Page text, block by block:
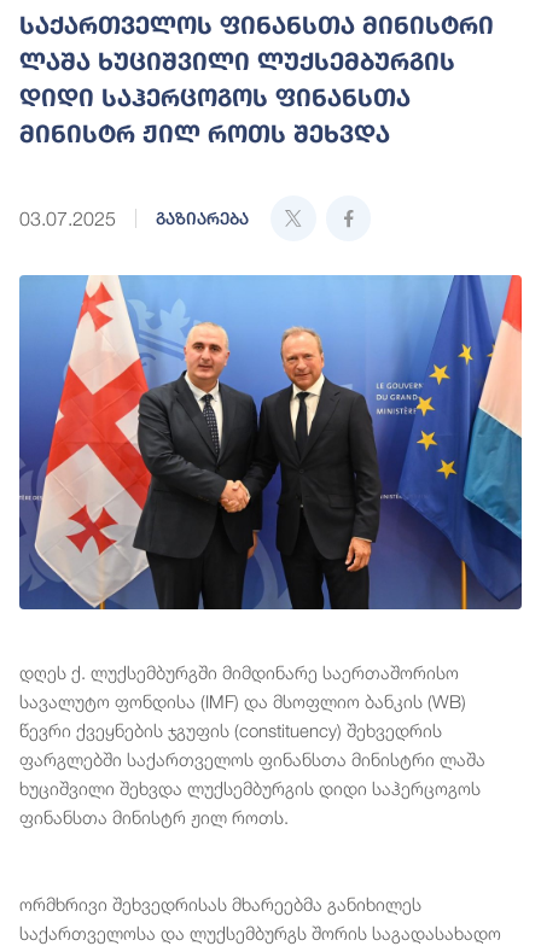
საქართველოს ფინანსთა მინისტრი
ლაშა ხუციშვილი ლუქსემბურგის
დიდი საჰერცოგოს ფინანსთა
მინისტრ ჟილ როთს შეხვდა
03.07.2025 გაზიარება
დღეს ქ. ლუქსემბურგში მიმდინარე საერთაშორისო
სავალუტო ფონდისა (IMF) და მსოფლიო ბანკის (WB)
წევრი ქვეყნების ჯგუფის (constituency) შეხვედრის
ფარგლებში საქართველოს ფინანსთა მინისტრი ლაშა
ხუციშვილი შეხვდა ლუქსემბურგის დიდი საჰერცოგოს
ფინანსთა მინისტრ ჟილ როთს.
ორმხრივი შეხვედრისას მხარეებმა განიხილეს
საქართველოსა და ლუქსემბურგს შორის საგადასახადო